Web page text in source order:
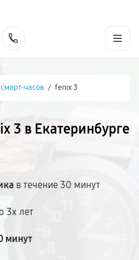
часов / fenix 3
3 в Екатеринбурге
в течение 30 минут
3х лет
минут